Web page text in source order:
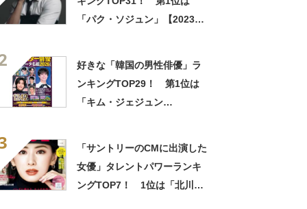
「パク・ソジュン」【2023年
好きな「韓国の男性俳優」ラ
ンキングTOP29！ 第1位は
「キム・ジェジュン
「サントリーのCMに出演した
女優」タレントパワーランキ
ングTOP7！ 1位は「北川景